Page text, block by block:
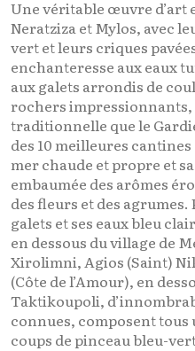
Une véritable œuvre
Neratziza et Mylos, avec
vert et leurs criques
enchanteresse aux eaux
aux galets arrondis de
rochers impressionnants,
traditionnelle que le
des 10 meilleures
mer chaude et propre et
embaumée des arômes
des fleurs et des agrumes.
galets et ses eaux bleu
en dessous du village de
Xirolimni, Agios (Saint)
(Côte de l’Amour), en
Taktikoupoli,
connues, composent
coups de pinceau bleu-